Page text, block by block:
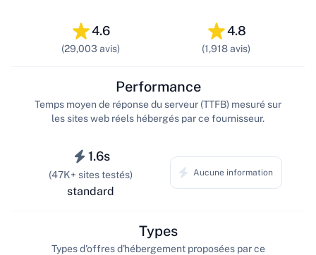
4.6
(29,003 avis)
4.8
(1,918 avis)
1.6s
(47K+ sites testés)
standard
Performance
Temps moyen de réponse du serveur (TTFB) mesuré sur
les sites web réels hébergés par ce fournisseur.
Aucune information
Types
Types d'offres d'hébergement proposées par ce